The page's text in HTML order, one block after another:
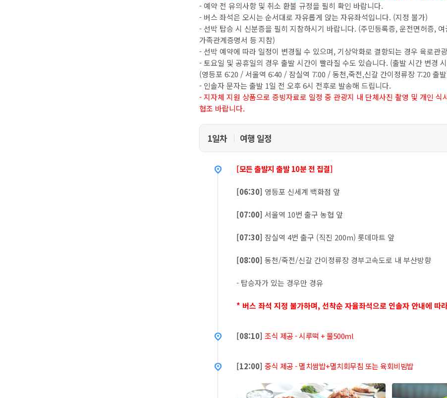
- 예약 전 유의사항 및 취소 환불 규정을 필히 확인 바랍니다.
- 버스 좌석은 오시는 순서대로 자유롭게 앉는 자유좌석입니다. (지정 불가)
- 선박 탑승 시 신분증을 필히 지참하시기 바랍니다. (주민등록증, 운전면허증,
가족관계증명서 등 지참)
- 선박 예약에 따라 일정이 변경될 수 있으며, 기상악화로 결항되는 경우 육로관
- 토요일 및 공휴일의 경우 출발 시간이 빨라질 수도 있습니다. (출발 시간 변경
(영등포 6:20 / 서울역 6:40 / 잠실역 7:00 / 동천,죽전,신갈 간이정류장 7:20 출
- 인솔자 문자는 출발 1일 전 오후 6시 전후로 발송해 드립니다.
- 지자체 지원 상품으로 증빙자료로 일정 중 관광지 내 단체사진 촬영 및 개인
협조 바랍니다.
1일차 여행 일정
[모든 출발지 출발 10분 전 집결]
[06:30] 영등포 신세계 백화점 앞
[07:00] 서울역 10번 출구 농협 앞
[07:30] 잠실역 4번 출구 (직진 200m) 롯데마트 앞
[08:00] 동천/죽전/신갈 간이정류장 경부고속도로 내 부산방향
- 탑승자가 있는 경우만 경유
* 버스 좌석 지정 불가하며, 선착순 자율좌석으로 인솔자 안내에 따
[08:10] 조식 제공 - 시루떡 + 물500ml
[12:00] 중식 제공 - 멸치쌈밥+멸치회무침 또는 육회비빔밥